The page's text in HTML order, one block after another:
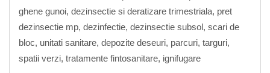
ghene gunoi, dezinsectie si deratizare trimestriala, pret
dezinsectie mp, dezinfectie, dezinsectie subsol, scari de
bloc, unitati sanitare, depozite deseuri, parcuri, targuri,
spatii verzi, tratamente fintosanitare, ignifugare